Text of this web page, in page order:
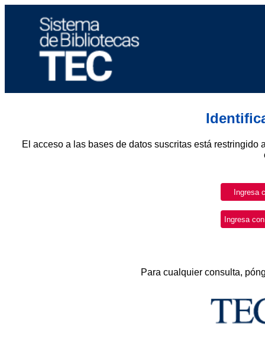
El acceso a las bases de datos suscritas está
Para cualquier consulta,